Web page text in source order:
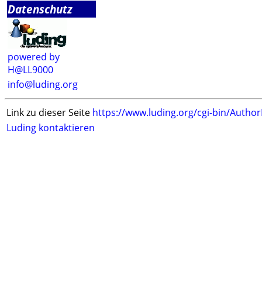
Datenschutz
powered by
H@LL9000
info@luding.org
Link zu dieser Seite https://www.luding.org/cgi-bin/
Luding kontaktieren